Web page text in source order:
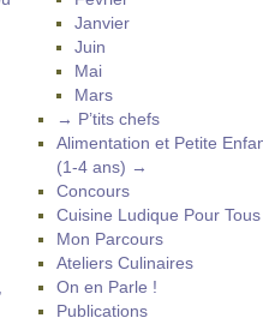
Janvier
Juin
Mai
Mars
→ P’tits chefs
Alimentation et Petite
(1-4 ans) →
Concours
Cuisine Ludique Pour
Mon Parcours
Ateliers Culinaires
On en Parle !
Publications